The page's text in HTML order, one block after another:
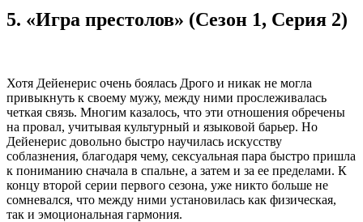
5. «Игра престолов» (Сезон 1, Серия 2)
Хотя Дейенерис очень боялась Дрого и никак не могла
привыкнуть к своему мужу, между ними прослеживалась
четкая связь. Многим казалось, что эти отношения обречены
на провал, учитывая культурный и языковой барьер. Но
Дейенерис довольно быстро научилась искусству
соблазнения, благодаря чему, сексуальная пара быстро пришла
к пониманию сначала в спальне, а затем и за ее пределами. К
концу второй серии первого сезона, уже никто больше не
сомневался, что между ними установилась как физическая,
так и эмоциональная гармония.